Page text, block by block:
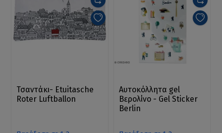
Τσαντάκι- Etuitasche
Roter Luftballon
Αυτοκόλλητα gel
Βερολίνο - Gel Sticker
Berlin